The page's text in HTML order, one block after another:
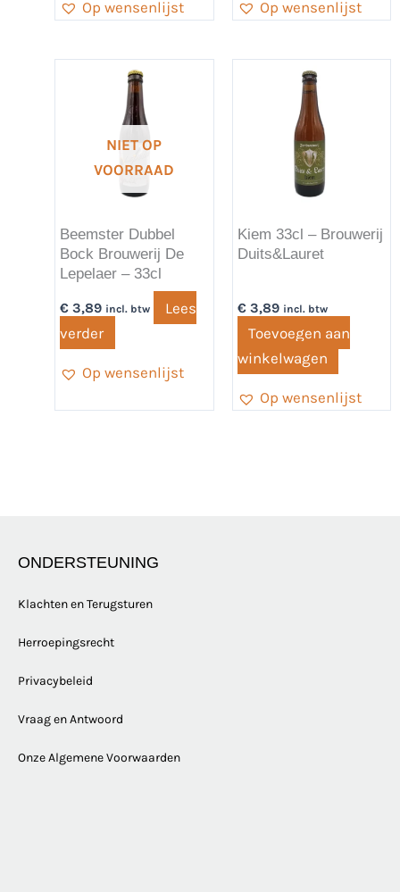
Op wensenlijst Op wensenlijst
NIET OP
VOORRAAD
Beemster Dubbel
Bock Brouwerij De
Lepelaer – 33cl
€ 3,89 incl. btw
Lees
verder
Op wensenlijst
Kiem 33cl – Brouwerij
Duits&Lauret
€3,89 incl. btw
Toevoegen aan
winkelwagen
Op wensenlijst
ONDERSTEUNING
Klachten en Terugsturen
Herroepingsrecht
Privacybeleid
Vraag en Antwoord
Onze Algemene Voorwaarden